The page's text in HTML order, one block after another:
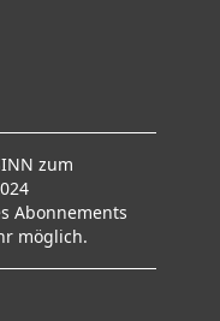
zum
Abonnements
möglich.